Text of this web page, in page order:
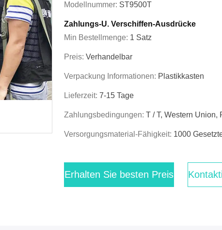
Modellnummer: ST9500T
Zahlungs-U. Verschiffen-Ausdrücke
Min Bestellmenge: 1 Satz
Preis: Verhandelbar
Verpackung Informationen: Plastikkasten
Lieferzeit: 7-15 Tage
Zahlungsbedingungen: T / T, Western Union,
Versorgungsmaterial-Fähigkeit: 1000
Erhalten Sie besten Preis